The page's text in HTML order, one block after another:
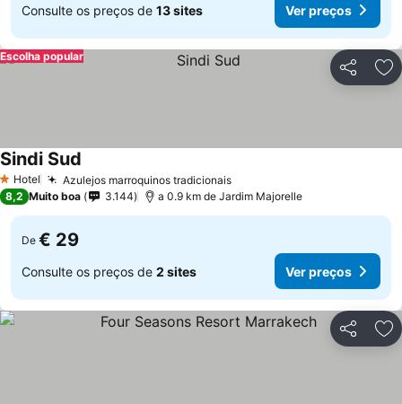
Consulte os preços de 13 sites Ver preços
Partilhar
Escolha popular
1 Estrelas
Hotel Azulejos marroquinos tradicionais
Sindi Sud
8,2 Muito boa 3.144 a 0.9 km de Jardim Majorelle
De € 29
Consulte os preços de 2 sites Ver preços
Partilhar